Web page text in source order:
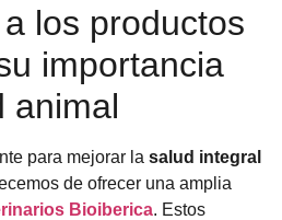
los productos
importancia
animal
para mejorar la salud integral
de ofrecer una amplia
Bioiberica. Estos